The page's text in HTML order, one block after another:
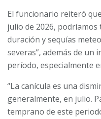
El funcionario reiteró
julio de 2026,
duración y sequías
severas”, además de un
período, especialmente
“La canícula es una
generalmente, en julio.
temprano de este